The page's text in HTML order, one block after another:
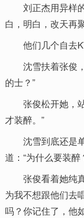
刘正杰用异样
白，明白，改天再
他们几个自去
沈雪扶着张俊
的士？”
张俊松开她，
才装醉。”
沈雪到底还是
道：“为什么要装醉
张俊看着她纯
为我不想跟他们去
吗？你记住了，他